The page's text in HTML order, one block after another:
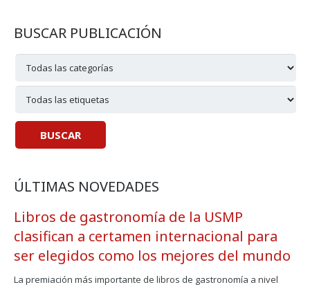
BUSCAR PUBLICACIÓN
ÚLTIMAS NOVEDADES
Libros de gastronomía de la USMP
clasifican a certamen internacional para
ser elegidos como los mejores del mundo
La premiación más importante de libros de gastronomía a nivel